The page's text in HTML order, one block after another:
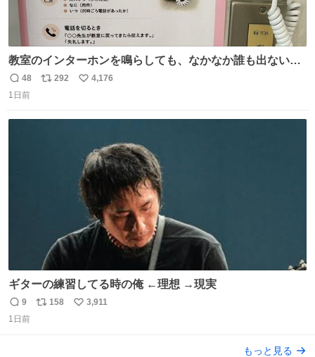
教室のインターホンを鳴らしても、なかなか誰も出ないこ
とがあります…。 もしかすると「電話の出方」に困ってい
るのかもしれません。 そこで「何を話せばいいか」が見え
返
信
48
リ
292
い
4,176
1日前
ギターの練習してる時の俺 ←理想 →現実
返
信
9
リ
158
い
3,911
1日前
もっと見る